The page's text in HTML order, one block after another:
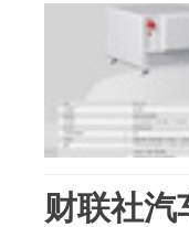
财联社汽